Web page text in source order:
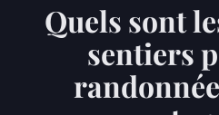
Quels sont
sentiers